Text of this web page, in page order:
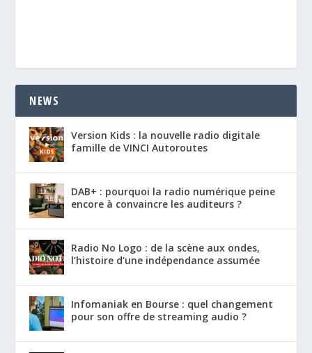
NEWS
Version Kids : la nouvelle radio digitale
famille de VINCI Autoroutes
DAB+ : pourquoi la radio numérique peine
encore à convaincre les auditeurs ?
Radio No Logo : de la scène aux ondes,
l’histoire d’une indépendance assumée
Infomaniak en Bourse : quel changement
pour son offre de streaming audio ?